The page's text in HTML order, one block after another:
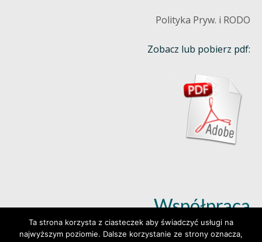
Polityka Pryw. i RODO
Zobacz lub pobierz pdf:
Współpraca
Ta strona korzysta z ciasteczek aby świadczyć usługi na
najwyższym poziomie. Dalsze korzystanie ze strony oznacza,